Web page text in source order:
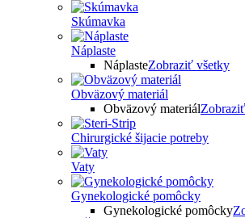
Skúmavka
Náplaste
NáplasteZobraziť všetky
Obväzový materiál
Obväzový materiál
Chirurgické šijacie potreby
Vaty
Gynekologické pomôcky
Gynekologické pomôcky